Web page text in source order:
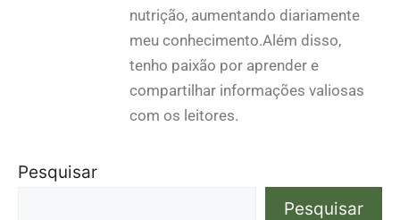
nutrição, aumentando diariamente
meu conhecimento.Além disso,
tenho paixão por aprender e
compartilhar informações valiosas
com os leitores.
Pesquisar
Pesquisar